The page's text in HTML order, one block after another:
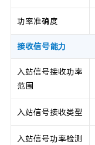
功率准确度
接收信号能力
入站信号接收功率
范围
入站信号接收类型
入站信号功率检测